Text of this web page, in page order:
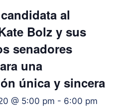
al
Bolz y sus
senadores
una
única y sincera
@ 5:00 pm - 6:00 pm